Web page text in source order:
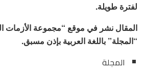
لفترة طويلة.
المقال نشر في موقع “مجموعة الأزمات
“المجلة” باللغة العربية بإذن مسبق.
المجلة